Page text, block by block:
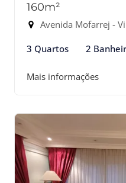
160m²
Avenida Mofarrej -
3 Quartos 2
Mais informações